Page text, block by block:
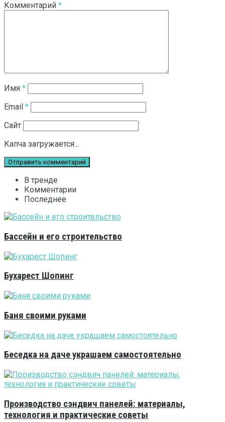
Смотреть все результаты
Комментарий *
Имя *
Email *
Сайт
Капча загружается...
В тренде
Комментарии
Последнее
Бассейн и его строительство
Бухарест Шопинг
Баня своими руками
Беседка на даче украшаем самостоятельно
Производство сэндвич панелей: материалы,
технология и практические советы